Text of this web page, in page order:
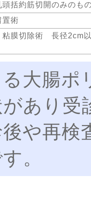
括約筋切開のみのも
置術
粘膜切除術 長径2cm
大腸ポ
あり
や再検
。